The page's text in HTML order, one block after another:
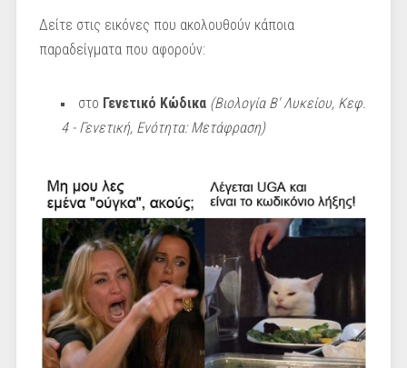
Δείτε στις εικόνες που ακολουθούν κάποια
παραδείγματα που αφορούν:
στο Γενετικό Κώδικα (Βιολογία Β' Λυκείου, Κεφ.
4 - Γενετική, Ενότητα: Μετάφραση)